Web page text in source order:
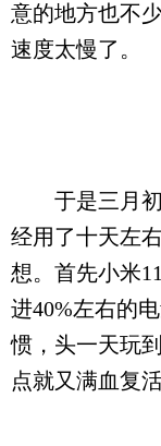
意的地方也不
速度太慢了。
于是三月初
经用了十天左
想。首先小米
进40%左右的
惯，头一天玩
点就又满血复活